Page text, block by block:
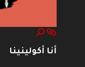
أنا أكولينينا